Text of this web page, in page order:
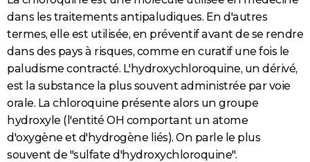
dans les traitements antipaludiques. En d'autres
termes, elle est utilisée, en préventif avant de se rendre
dans des pays à risques, comme en curatif une fois le
paludisme contracté. L'hydroxychloroquine, un dérivé,
est la substance la plus souvent administrée par voie
orale. La chloroquine présente alors un groupe
hydroxyle (l'entité OH comportant un atome
d'oxygène et d'hydrogène liés). On parle le plus
souvent de "sulfate d'hydroxychloroquine".